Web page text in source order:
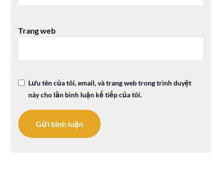
Trang web
Lưu tên của tôi, email, và trang web trong trình duyệt
này cho lần bình luận kế tiếp của tôi.